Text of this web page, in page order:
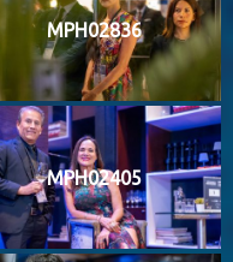
MPH02836
MPH02405